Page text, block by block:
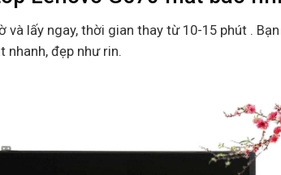
và lấy ngay, thời gian thay từ 10-15 phút .
nhanh, đẹp như rin.